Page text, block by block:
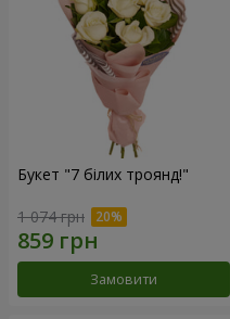
Букет "7 білих троянд!"
1 074 грн
Замовити